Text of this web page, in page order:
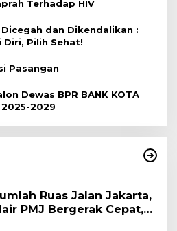
Terhadap HIV
Dicegah dan Dikendalikan :
Diri, Pilih Sehat!
Pasangan
Dewas BPR BANK KOTA
2029
Ruas Jalan Jakarta,
PMJ Bergerak Cepat,
Personel Secara